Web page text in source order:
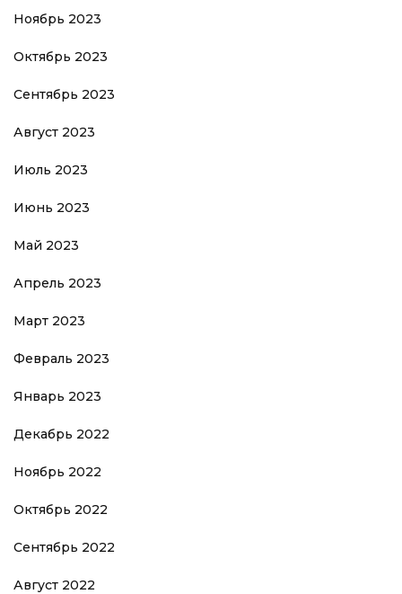
Ноябрь 2023
Октябрь 2023
Сентябрь 2023
Август 2023
Июль 2023
Июнь 2023
Май 2023
Апрель 2023
Март 2023
Февраль 2023
Январь 2023
Декабрь 2022
Ноябрь 2022
Октябрь 2022
Сентябрь 2022
Август 2022